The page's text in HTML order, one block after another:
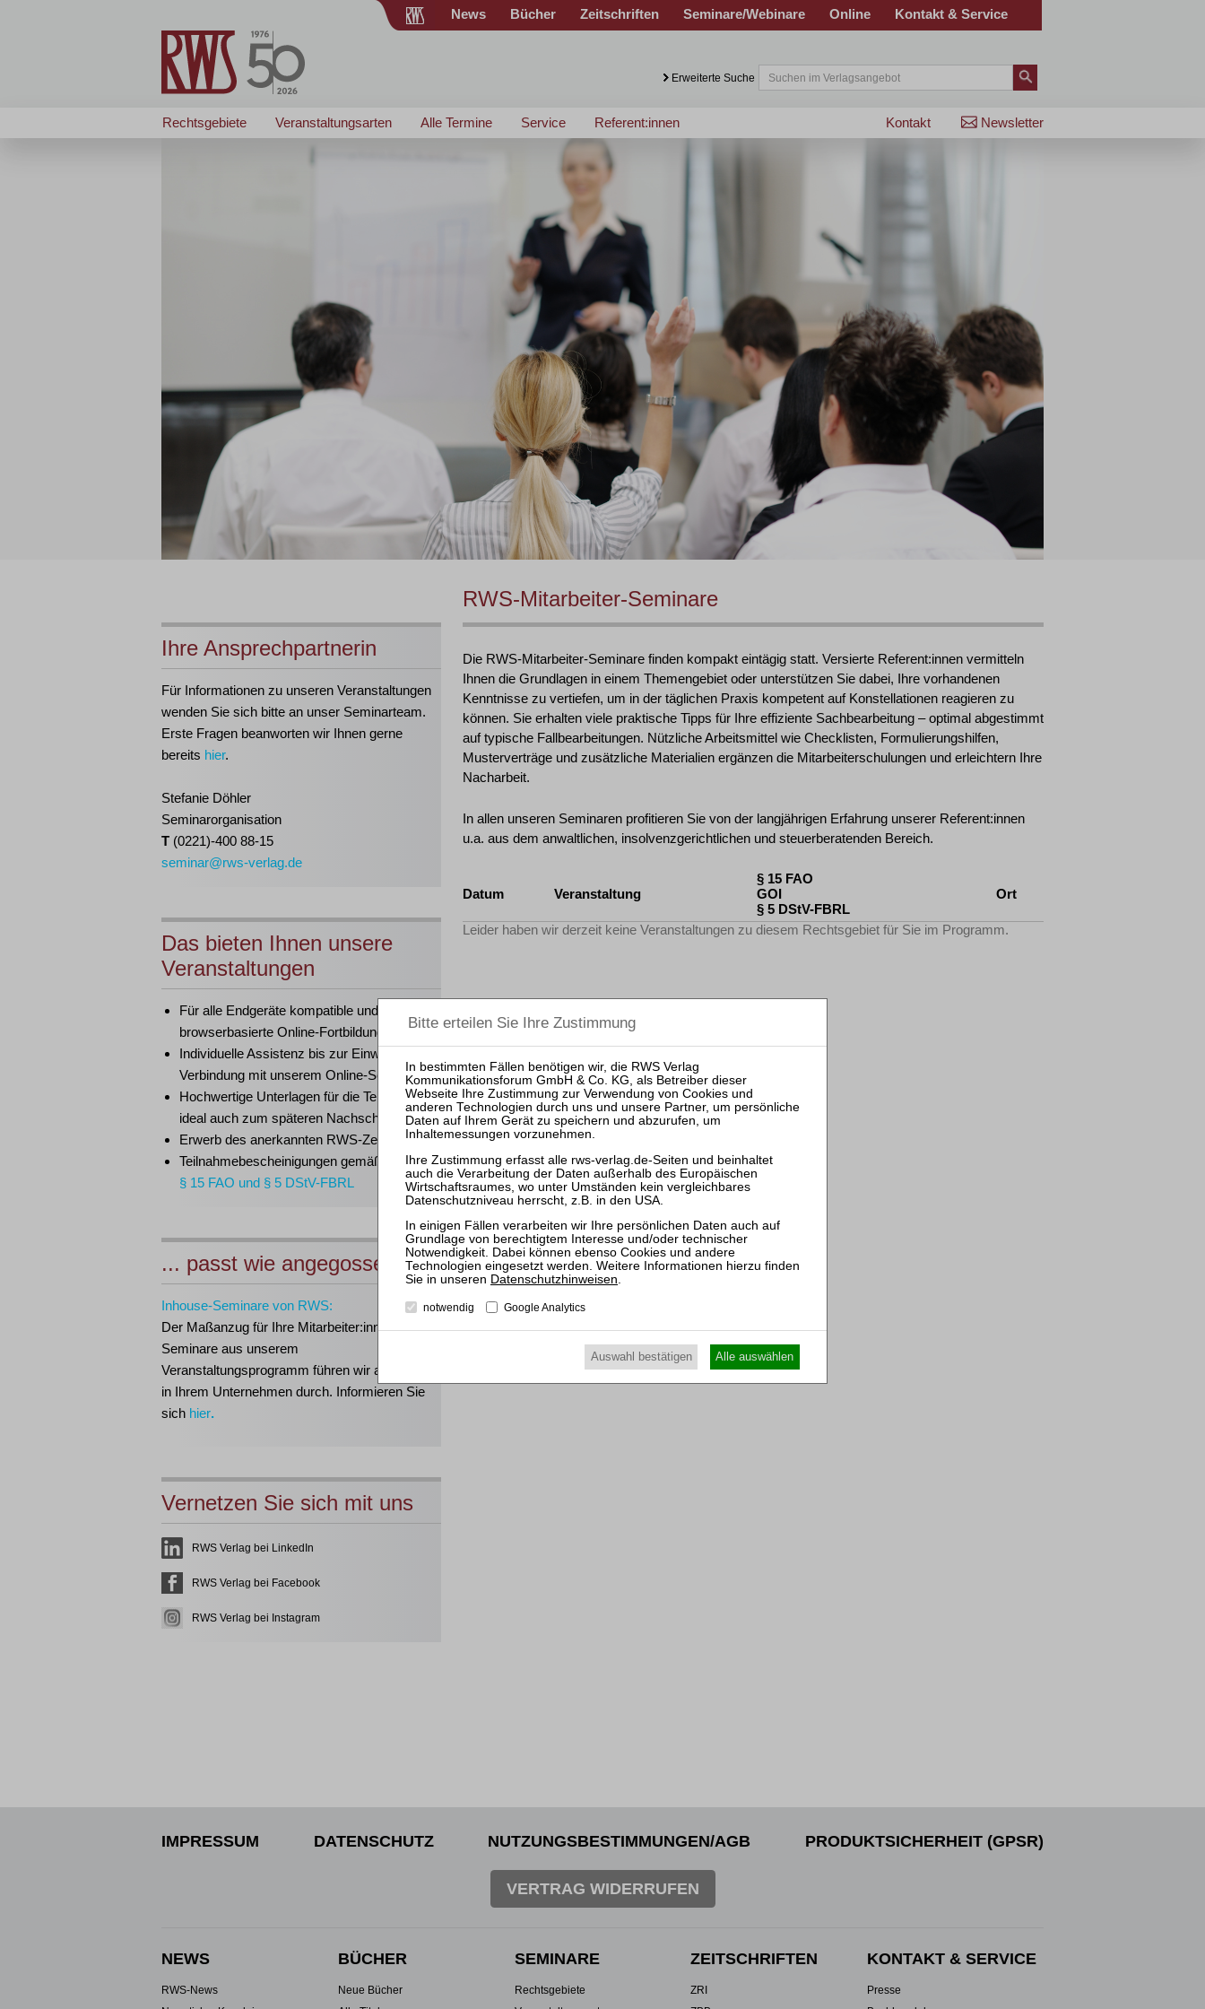
News Bücher Zeitschriften Seminare/Webinare Online Kontakt & Service
Erweiterte Suche
Rechtsgebiete Veranstaltungsarten Alle Termine Service Referent:innen Newsletter
Kontakt
Ihre Ansprechpartnerin
Für Informationen zu unseren Veranstaltungen
wenden Sie sich bitte an unser Seminarteam.
Erste Fragen beanworten wir Ihnen gerne
bereits hier.
Stefanie Döhler
Seminarorganisation
T (0221)-400 88-15
seminar@rws-verlag.de
Das bieten Ihnen unsere
Veranstaltungen
Für alle Endgeräte kompatible und
browserbasierte Online-Fortbildungen
Individuelle Assistenz bis zur Einwahl und
Verbindung mit unserem Online-Seminar
Hochwertige Unterlagen für die Teilnahme,
ideal auch zum späteren Nachschlagen
Erwerb des anerkannten RWS-Zertifikats
Teilnahmebescheinigungen gemäß
GOI,
§ 15 FAO und § 5 DStV-FBRL
... passt wie angegossen!
Inhouse-Seminare von RWS:
Der Maßanzug für Ihre Mitarbeiter:innen!Alle
Seminare aus unserem
Veranstaltungsprogramm führen wir auch direkt
in Ihrem Unternehmen durch. Informieren Sie
sich hier.
Vernetzen Sie sich mit uns
RWS Verlag bei LinkedIn
RWS Verlag bei Facebook
RWS Verlag bei Instagram
RWS-Mitarbeiter-Seminare
Die RWS-Mitarbeiter-Seminare finden kompakt eintägig statt. Versierte Referent:innen vermitteln
Ihnen die Grundlagen in einem Themengebiet oder unterstützen Sie dabei, Ihre vorhandenen
Kenntnisse zu vertiefen, um in der täglichen Praxis kompetent auf Konstellationen reagieren zu
können. Sie erhalten viele praktische Tipps für Ihre effiziente Sachbearbeitung – optimal abgestimmt
auf typische Fallbearbeitungen. Nützliche Arbeitsmittel wie Checklisten, Formulierungshilfen,
Musterverträge und zusätzliche Materialien ergänzen die Mitarbeiterschulungen und erleichtern Ihre
Nacharbeit.
In allen unseren Seminaren profitieren Sie von der langjährigen Erfahrung unserer Referent:innen
u.a. aus dem anwaltlichen, insolvenzgerichtlichen und steuerberatenden Bereich.
Datum Veranstaltung
§ 15 FAO
GOI
§ 5 DStV-FBRL
Ort
Leider haben wir derzeit keine Veranstaltungen zu diesem Rechtsgebiet für Sie im Programm.
IMPRESSUM DATENSCHUTZ NUTZUNGSBESTIMMUNGEN/AGB PRODUKTSICHERHEIT (GPSR)
VERTRAG WIDERRUFEN
NEWS
RWS-News
BÜCHER
Neue Bücher
SEMINARE
Rechtsgebiete
ZEITSCHRIFTEN
ZRI
KONTAKT & SERVICE
Presse
Datenschutzhinweisen.
notwendig Google Analytics
Auswahl bestätigen Alle auswählen